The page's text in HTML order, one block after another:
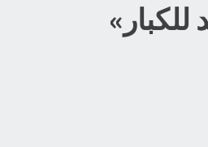
للكبار»